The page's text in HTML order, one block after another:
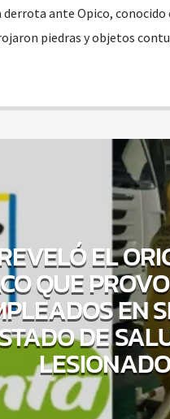
ante Opico, conocido
piedras y objetos
EL
QUE
EN
DE